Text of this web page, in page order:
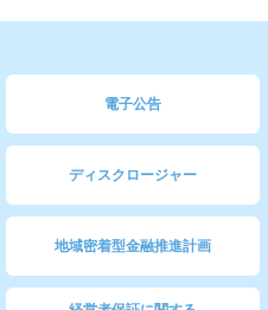
電子公告
ディスクロージャー
地域密着型金融推進計画